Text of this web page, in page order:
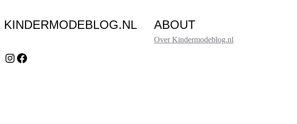
KINDERMODEBLOG.NL
Instagram Facebook
ABOUT
Over Kindermodeblog.nl